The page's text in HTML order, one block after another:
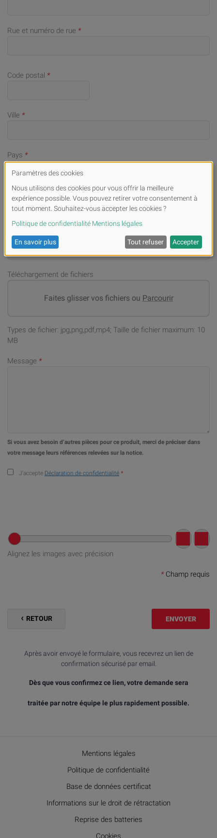
Rue et numéro de rue *
Code postal *
Ville *
Pays *
Numéro de téléphone portable (en cas de demandes)*
Adresse email*
Téléchargement de fichiers
Faites glisser vos fichiers ou Parcourir
Types de fichier: jpg,png,pdf,mp4; Taille de fichier maximum: 10
MB
Message *
Si vous avez besoin d’autres pièces pour ce produit, merci de préciser dans
votre message leurs références relevées sur la notice.
J’accepte Déclaration de confidentialité *
Alignez les images avec précision
*Champ requis
RETOUR ENVOYER
Après avoir envoyé le formulaire, vous recevrez un lien de
confirmation sécurisé par email.
Dès que vous confirmez ce lien, votre demande sera
traitée par notre équipe le plus rapidement possible.
Mentions légales
Politique de confidentialité
Base de données certificat
Informations sur le droit de rétractation
Reprise des batteries
Cookies